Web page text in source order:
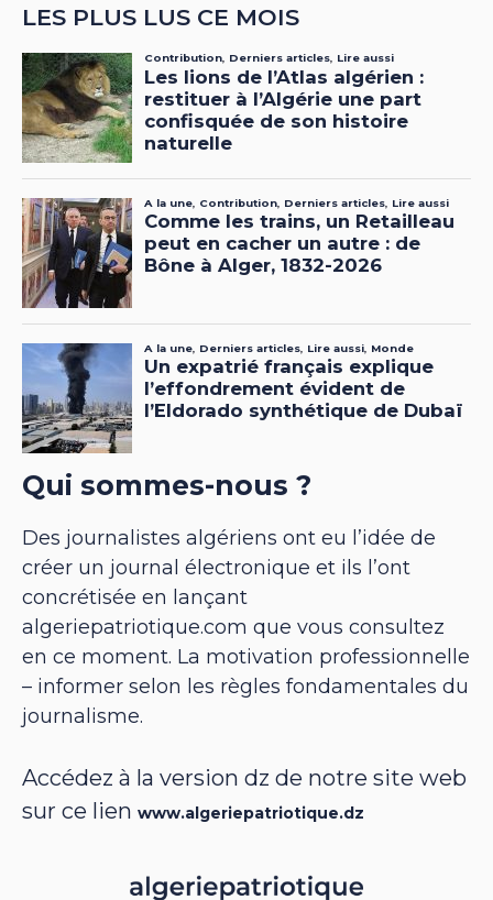
LES PLUS LUS CE MOIS
Qui sommes-nous ?
Des journalistes algériens ont eu l’idée de
créer un journal électronique et ils l’ont
concrétisée en lançant
algeriepatriotique.com que vous consultez
en ce moment. La motivation professionnelle
– informer selon les règles fondamentales du
journalisme.
Accédez à la version dz de notre site web
sur ce lien www.algeriepatriotique.dz